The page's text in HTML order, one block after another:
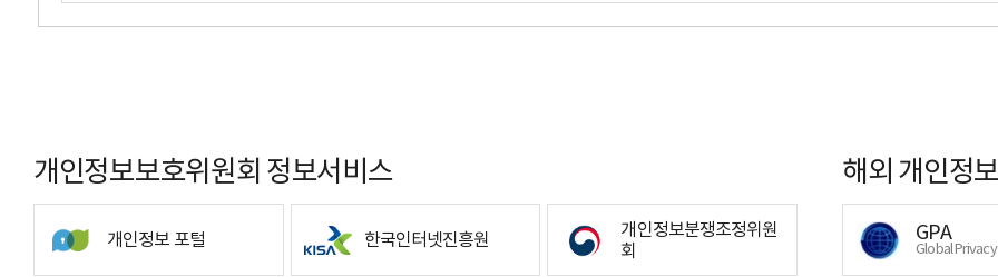
개인정보보호위원회 정보서비스
개인정보 포털 한국인터넷진흥원
개인정보분쟁조정위원
회
해외 개인정
GPA
Global